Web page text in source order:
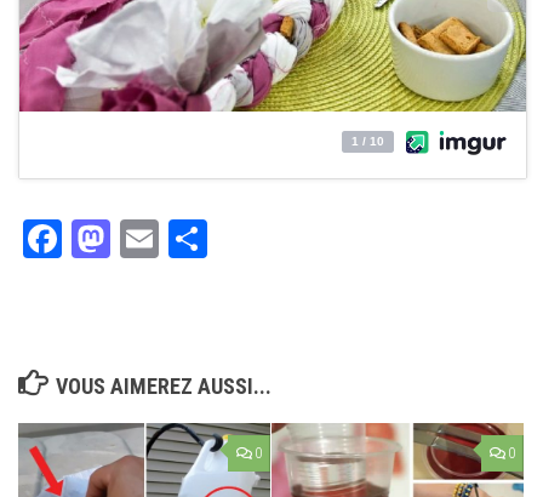
Facebook
Mastodon
Email
VOUS AIMEREZ AUSSI...
0 0